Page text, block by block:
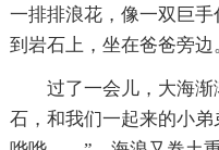
一排排浪花，像一双巨
到岩石上，坐在爸爸旁边
过了一会儿，大海
石，和我们一起来的小